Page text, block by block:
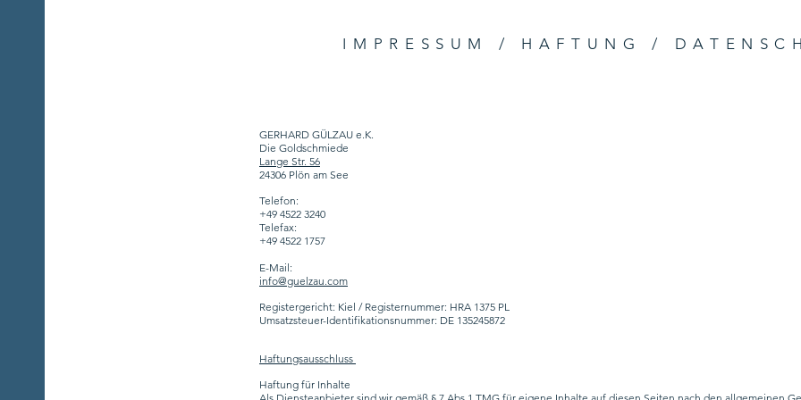
IMPRESSUM / HAFTUNG /
GERHARD GÜLZAU e.K.
Die Goldschmiede
Lange Str. 56
24306 Plön am See
Telefon:
+49 4522 3240
Telefax:
+49 4522 1757
E-Mail:
info@guelzau.com
Registergericht: Kiel / Registernummer: HRA 1375 PL
Umsatzsteuer-Identifikationsnummer: DE 135245872
Haftungsausschluss
Haftung für Inhalte